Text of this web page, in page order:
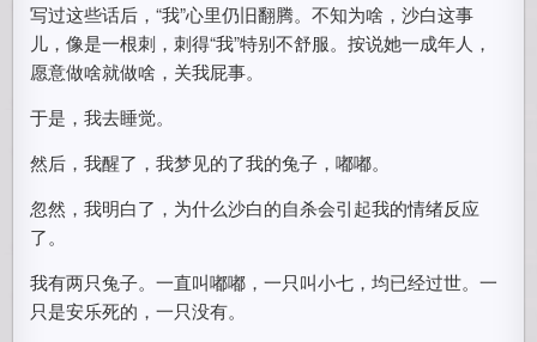
写过这些话后，“我”心里仍旧翻腾。不知为啥，沙白这事
儿，像是一根刺，刺得“我”特别不舒服。按说她一成年人，
愿意做啥就做啥，关我屁事。
于是，我去睡觉。
然后，我醒了，我梦见的了我的兔子，嘟嘟。
忽然，我明白了，为什么沙白的自杀会引起我的情绪反应
了。
我有两只兔子。一直叫嘟嘟，一只叫小七，均已经过世。一
只是安乐死的，一只没有。